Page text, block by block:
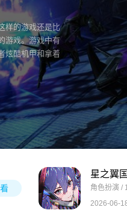
样的游戏还是比
游戏。游戏中有
炫酷机甲和拿着
星之翼
角色扮演 /
2026-06-